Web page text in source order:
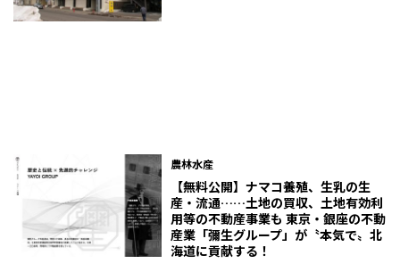
農林水産
【無料公開】ナマコ養殖、生乳の生
産・流通……土地の買収、土地有効利
用等の不動産事業も 東京・銀座の不動
産業「彌生グループ」が〝本気で〟北
海道に貢献する！